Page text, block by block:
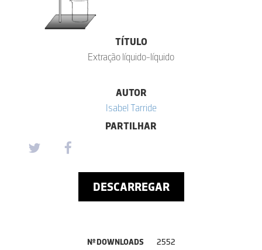
TÍTULO
Extração líquido-líquido
AUTOR
Isabel Tarride
PARTILHAR
DESCARREGAR
Nº DOWNLOADS 2552